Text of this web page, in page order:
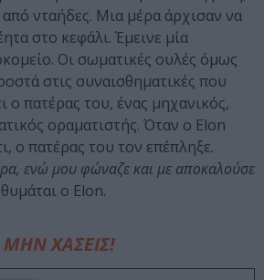
νταήδες. Μια μέρα άρχισαν να
στο κεφάλι. Έμεινε μία
Οι σωματικές ουλές όμως
στις συναισθηματικές που
ο πατέρας του, ένας μηχανικός,
οραματιστής. Όταν ο Elon
ο πατέρας του τον επέπληξε.
ενώ μου φώναζε και με αποκαλούσε
θυμάται ο Elon.
ΜΗΝ ΧΑΣΕΙΣ!